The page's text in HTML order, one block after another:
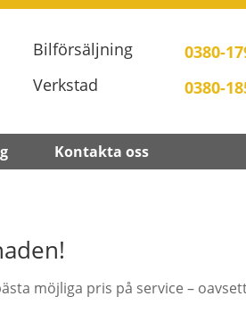
Bilförsäljning
0380-
Verkstad
0380-
Kontakta oss
möjliga pris på service –